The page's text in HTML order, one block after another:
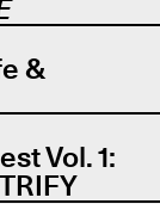
&
Vol. 1: